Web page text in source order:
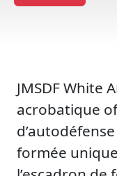
JMSDF White
acrobatique
formée